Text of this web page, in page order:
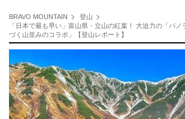
BRAVO MOUNTAIN
登山
「日本で最も早い」富山県・立山の紅葉！ 大迫力の「パ
づく山並みのコラボ」【登山レポート】